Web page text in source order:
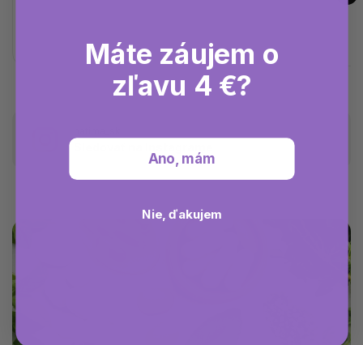
Máte záujem o
zľavu 4 €?
Ano, mám
Nie, ďakujem